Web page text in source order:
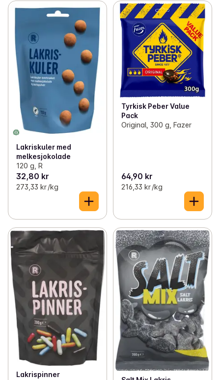
Lakriskuler med
melkesjokolade
120 g, R
32,80 kr
273,33 kr /kg
Tyrkisk Peber Value
Pack
Original, 300 g, Fazer
64,90 kr
216,33 kr /kg
Lakrispinner